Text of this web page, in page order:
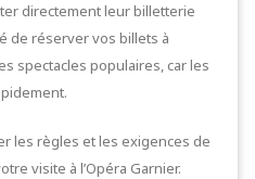
directement leur billetterie
de réserver vos billets à
spectacles populaires, car les
les règles et les exigences de
visite à l’Opéra Garnier.